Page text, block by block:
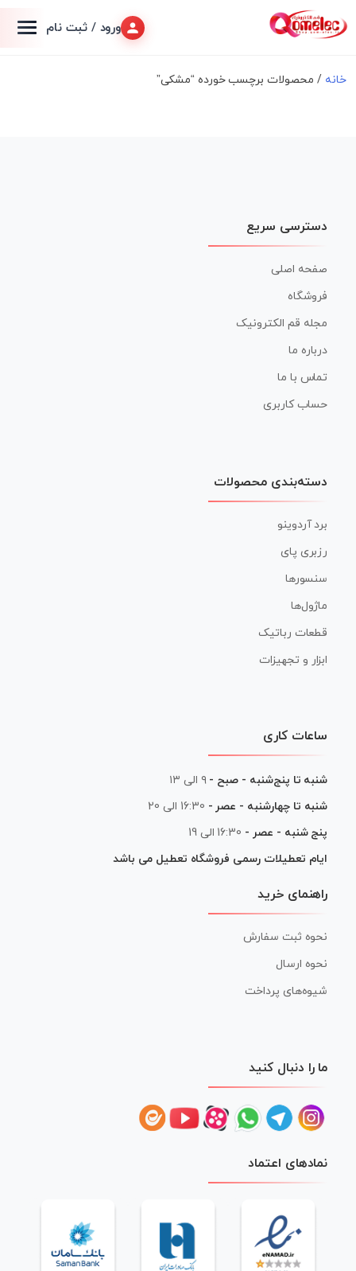
ورود / ثبت نام
خانه / محصولات برچسب خورده “مشکی”
دسترسی سریع
صفحه اصلی
فروشگاه
مجله قم الکترونیک
درباره ما
تماس با ما
حساب کاربری
دسته‌بندی محصولات
برد آردوینو
رزبری پای
سنسورها
ماژول‌ها
قطعات رباتیک
ابزار و تجهیزات
ساعات کاری
شنبه تا پنج‌شنبه - صبح - ۹ الی ۱۳
شنبه تا چهارشنبه - عصر - 16:30 الی 20
پنج شنبه - عصر - 16:30 الی 19
ایام تعطیلات رسمی فروشگاه تعطیل می باشد
راهنمای خرید
نحوه ثبت سفارش
نحوه ارسال
شیوه‌های پرداخت
ما را دنبال کنید
نمادهای اعتماد